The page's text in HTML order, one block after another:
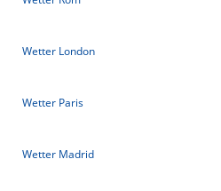
Wetter London
Wetter Paris
Wetter Madrid